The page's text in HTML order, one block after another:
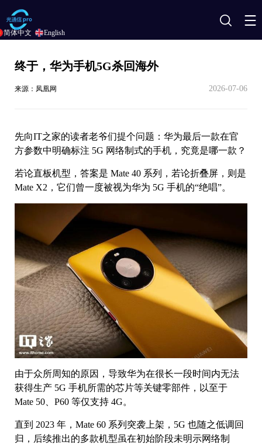
搜
终于，华为手机5G杀回海外
来源：凤凰网 2026-07-06
先向IT之家的读者老爷们提个问题：华为最后一款在官
方参数中明确标注 5G 网络制式的手机，究竟是哪一款？
若论直板机型，答案是 Mate 40 系列，若论折叠屏，则是
Mate X2，它们曾一度被视为华为 5G 手机的“绝唱”。
由于众所周知的原因，导致华为在很长一段时间内无法
获得生产 5G 手机所需的芯片等关键零部件，以至于
Mate 50、P60 等仅支持 4G。
直到 2023 年，Mate 60 系列突袭上架，5G 也随之低调回
归，后续推出的多款机型虽在初始阶段未明示网络制
简体中文 English